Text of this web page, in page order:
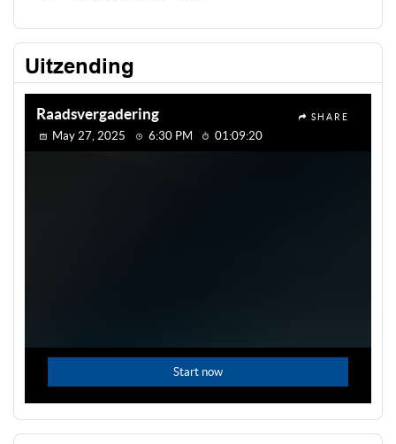
Uitzending